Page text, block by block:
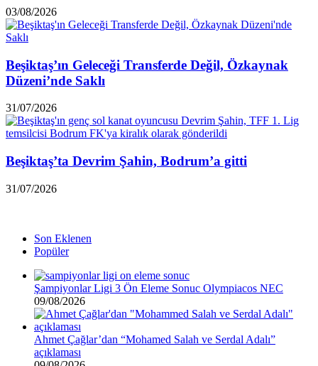
03/08/2026
Beşiktaş’ın Geleceği Transferde Değil, Özkaynak
Düzeni’nde Saklı
31/07/2026
Beşiktaş’ta Devrim Şahin, Bodrum’a gitti
31/07/2026
Son Eklenen
Popüler
Şampiyonlar Ligi 3 Ön Eleme Sonuc Olympiacos NEC
09/08/2026
Ahmet Çağlar’dan “Mohamed Salah ve Serdal Adalı”
açıklaması